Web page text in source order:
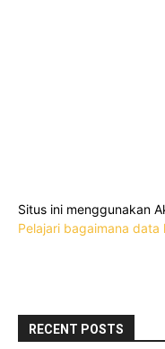
Situs ini menggunakan
Pelajari bagaimana
RECENT POSTS